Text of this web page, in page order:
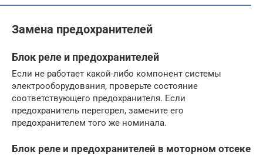
Замена предохранителей
Блок реле и предохранителей
Если не работает какой-либо компонент системы
электрооборудования, проверьте состояние
соответствующего предохранителя. Если
предохранитель перегорел, замените его
предохранителем того же номинала.
Блок реле и предохранителей в моторном отсеке